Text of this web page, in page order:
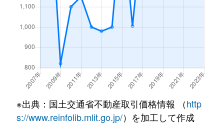
※出典：国土交通省不動産取引価格情報 （http
s://www.reinfolib.mlit.go.jp/）を加工して作成